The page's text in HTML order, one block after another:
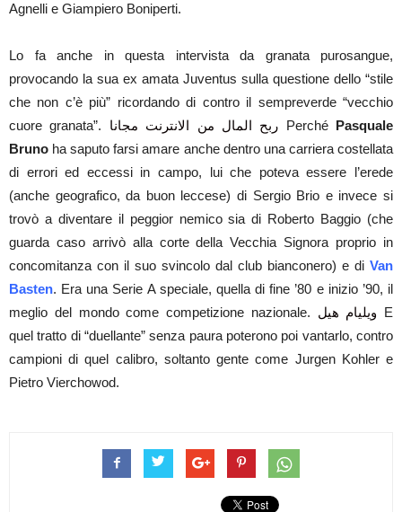
Agnelli e Giampiero Boniperti.
Lo fa anche in questa intervista da granata purosangue,
provocando la sua ex amata Juventus sulla questione dello “stile
che non c’è più” ricordando di contro il sempreverde “vecchio
cuore granata”. ربح المال من الانترنت مجانا Perché Pasquale
Bruno ha saputo farsi amare anche dentro una carriera costellata
di errori ed eccessi in campo, lui che poteva essere l’erede
(anche geografico, da buon leccese) di Sergio Brio e invece si
trovò a diventare il peggior nemico sia di Roberto Baggio (che
guarda caso arrivò alla corte della Vecchia Signora proprio in
concomitanza con il suo svincolo dal club bianconero) e di Van
Basten. Era una Serie A speciale, quella di fine ’80 e inizio ’90, il
meglio del mondo come competizione nazionale. ويليام هيل E
quel tratto di “duellante” senza paura poterono poi vantarlo, contro
campioni di quel calibro, soltanto gente come Jurgen Kohler e
Pietro Vierchowod.